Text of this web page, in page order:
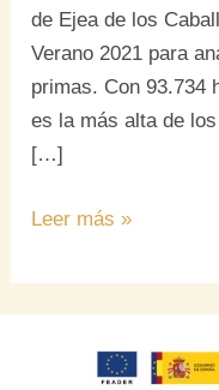
de Ejea de los
Verano 2021 para
primas. Con 93.734
es la más alta de
[…]
Leer más »